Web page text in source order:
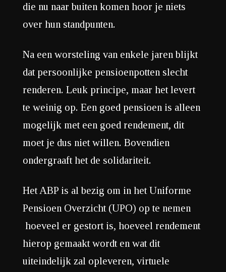
die nu naar buiten komen hoor je niets
over hun standpunten.
Na een worsteling van enkele jaren blijkt
dat persoonlijke pensioenpotten slecht
renderen. Leuk principe, maar het levert
te weinig op. Een goed pensioen is alleen
mogelijk met een goed rendement, dit
moet je dus niet willen. Bovendien
ondergraaft het de solidariteit.
Het ABP is al bezig om in het Uniforme
Pensioen Overzicht (UPO) op te nemen
hoeveel er gestort is, hoeveel rendement
hierop gemaakt wordt en wat dit
uiteindelijk zal opleveren, virtuele